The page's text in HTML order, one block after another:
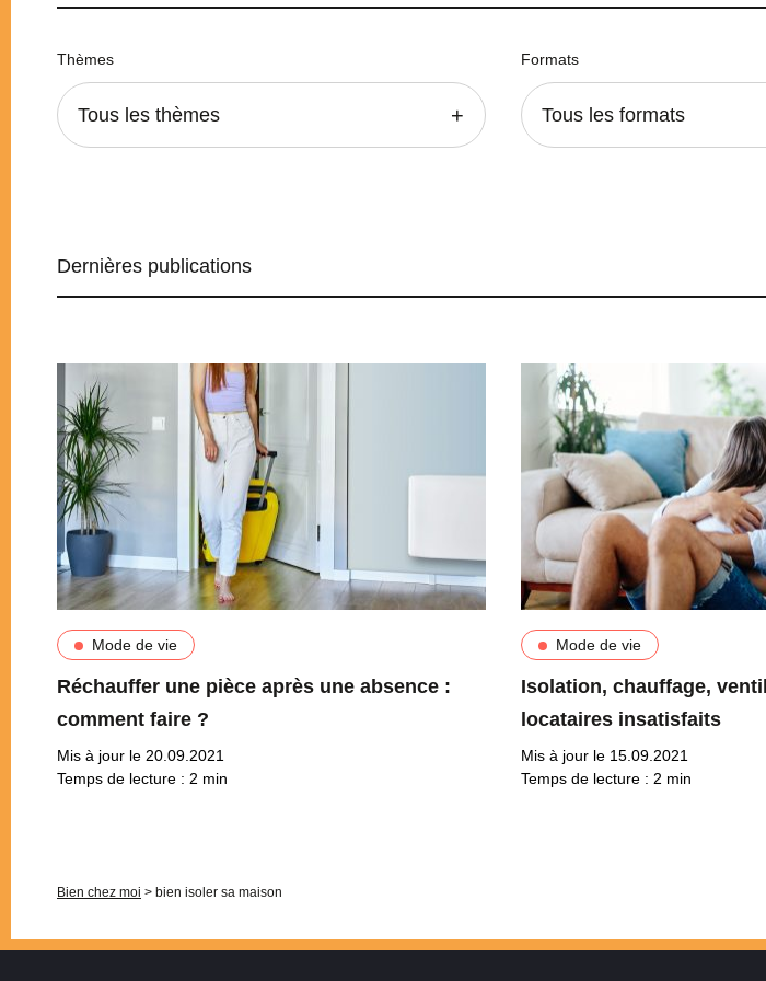
Thèmes
Tous les thèmes
Formats
Tous les formats
Dernières publications
Mode de vie
Réchauffer une pièce après une absence :
comment faire ?
Mis à jour le 20.09.2021
Temps de lecture : 2 min
Mode de vie
Isolation, chauffage,
locataires insatisfaits
Mis à jour le 15.09.2021
Temps de lecture : 2 min
Bien chez moi > bien isoler sa maison